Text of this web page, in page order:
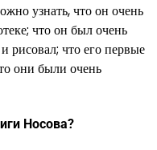
узнать, что он очень
что он был очень
рисовал; что его первые
они были очень
Носова?